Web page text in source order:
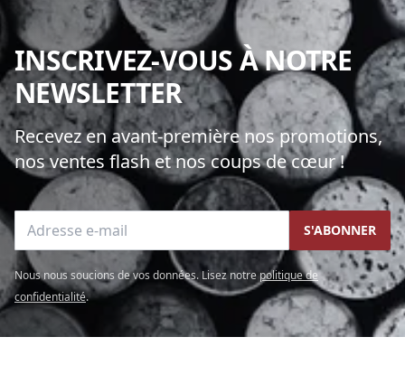
INSCRIVEZ-VOUS À NOTRE
NEWSLETTER
Recevez en avant-première nos promotions,
nos ventes flash et nos coups de cœur !
Adresse e-mail S'ABONNER
Nous nous soucions de vos données. Lisez notre politique de
confidentialité.